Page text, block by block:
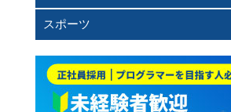
スポーツ